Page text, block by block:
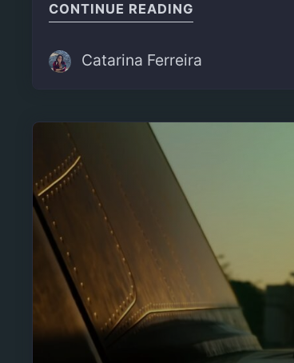
CONTINUE READING
Catarina Ferreira